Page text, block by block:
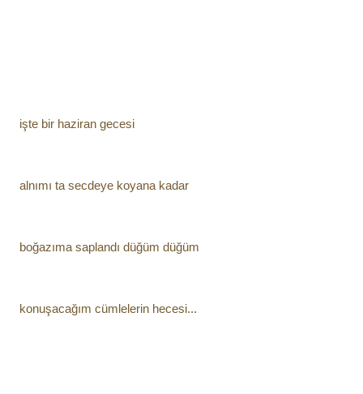
işte bir haziran gecesi
alnımı ta secdeye koyana kadar
boğazıma saplandı düğüm düğüm
konuşacağım cümlelerin hecesi...